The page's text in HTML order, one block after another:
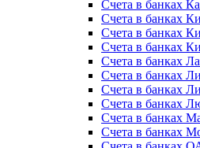
Счета в банках
Счета в банках
Счета в банках
Счета в банках
Счета в банках
Счета в банках
Счета в банках
Счета в банках
Счета в банках
Счета в банках